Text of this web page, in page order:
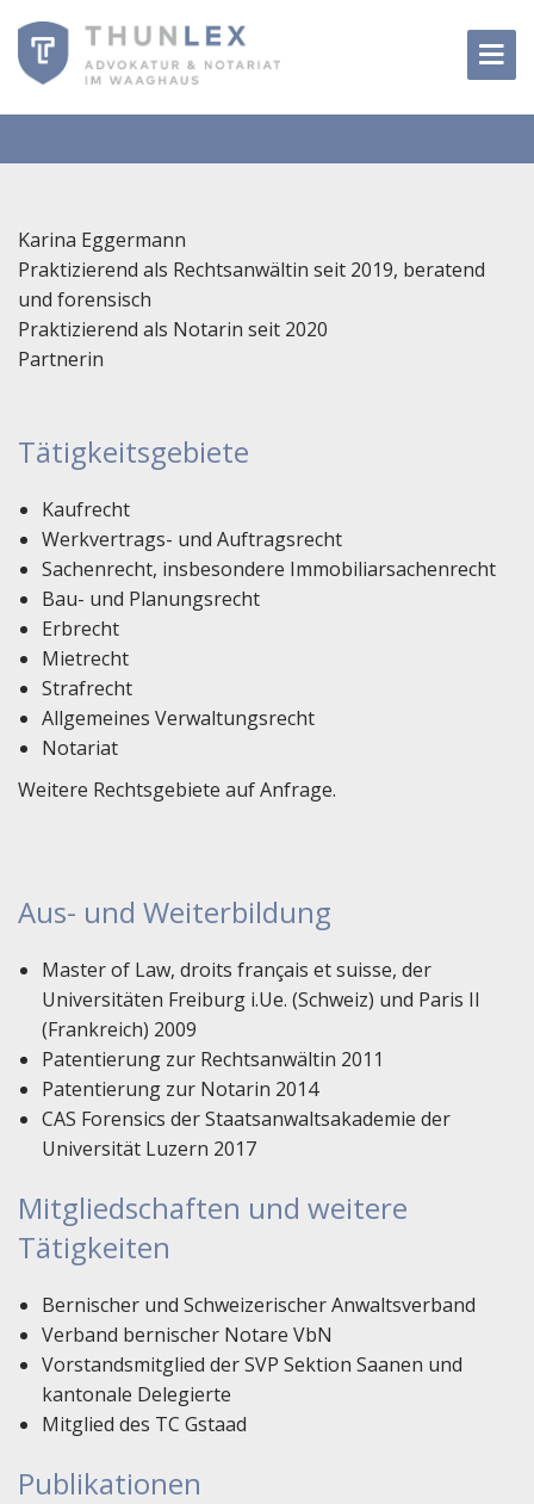
Karina Eggermann
Praktizierend als Rechtsanwältin seit 2019, beratend
und forensisch
Praktizierend als Notarin seit 2020
Partnerin
Tätigkeitsgebiete
Kaufrecht
Werkvertrags- und Auftragsrecht
Sachenrecht, insbesondere Immobiliarsachenrecht
Bau- und Planungsrecht
Erbrecht
Mietrecht
Strafrecht
Allgemeines Verwaltungsrecht
Notariat
Weitere Rechtsgebiete auf Anfrage.
Aus- und Weiterbildung
Master of Law, droits français et suisse, der
Universitäten Freiburg i.Ue. (Schweiz) und Paris II
(Frankreich) 2009
Patentierung zur Rechtsanwältin 2011
Patentierung zur Notarin 2014
CAS Forensics der Staatsanwaltsakademie der
Universität Luzern 2017
Mitgliedschaften und weitere
Tätigkeiten
Bernischer und Schweizerischer Anwaltsverband
Verband bernischer Notare VbN
Vorstandsmitglied der SVP Sektion Saanen und
kantonale Delegierte
Mitglied des TC Gstaad
Publikationen